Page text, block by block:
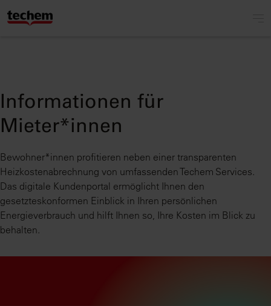
Informationen für
Mieter*innen
Bewohner*innen profitieren neben einer transparenten
Heizkostenabrechnung von umfassenden Techem Services.
Das digitale Kundenportal ermöglicht Ihnen den
gesetzteskonformen Einblick in Ihren persönlichen
Energieverbrauch und hilft Ihnen so, Ihre Kosten im Blick zu
behalten.